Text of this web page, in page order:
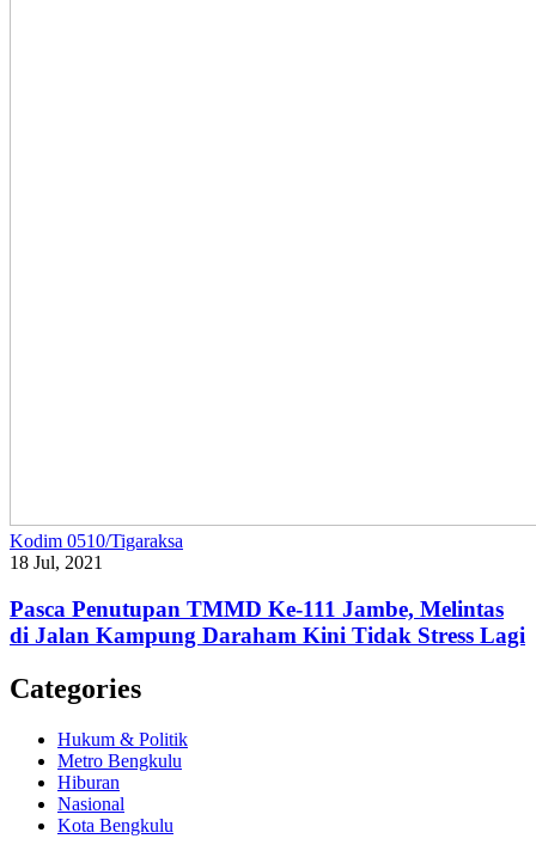
Kodim 0510/Tigaraksa
18 Jul, 2021
Pasca Penutupan TMMD Ke-111 Jambe, Melintas
di Jalan Kampung Daraham Kini Tidak Stress Lagi
Categories
Hukum & Politik
Metro Bengkulu
Hiburan
Nasional
Kota Bengkulu